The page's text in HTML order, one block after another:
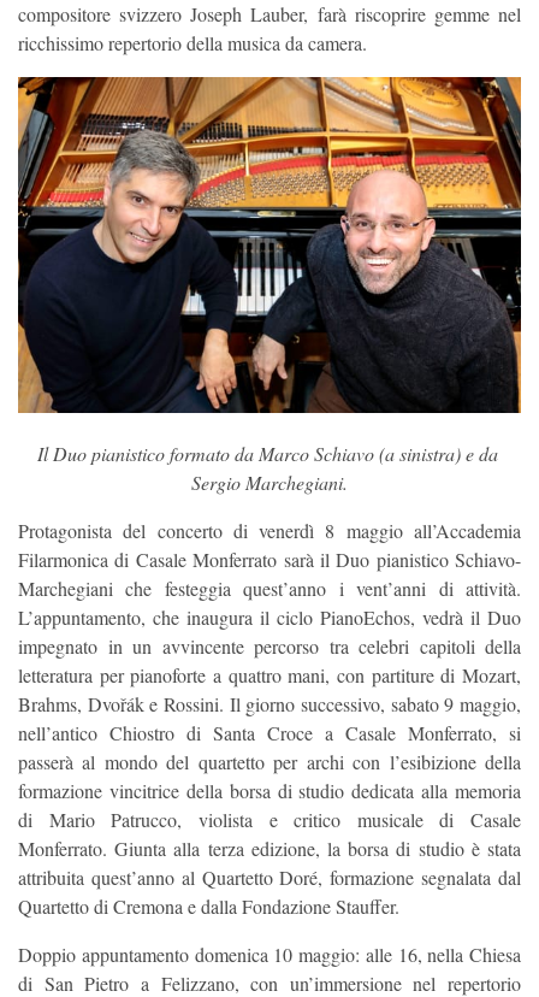
compositore svizzero Joseph Lauber, farà riscoprire gemme nel
ricchissimo repertorio della musica da camera.
Il Duo pianistico formato da Marco Schiavo (a sinistra) e da
Sergio Marchegiani.
Protagonista del concerto di venerdì 8 maggio all’Accademia
Filarmonica di Casale Monferrato sarà il Duo pianistico Schiavo-
Marchegiani che festeggia quest’anno i vent’anni di attività.
L’appuntamento, che inaugura il ciclo PianoEchos, vedrà il Duo
impegnato in un avvincente percorso tra celebri capitoli della
letteratura per pianoforte a quattro mani, con partiture di Mozart,
Brahms, Dvořák e Rossini. Il giorno successivo, sabato 9 maggio,
nell’antico Chiostro di Santa Croce a Casale Monferrato, si
passerà al mondo del quartetto per archi con l’esibizione della
formazione vincitrice della borsa di studio dedicata alla memoria
di Mario Patrucco, violista e critico musicale di Casale
Monferrato. Giunta alla terza edizione, la borsa di studio è stata
attribuita quest’anno al Quartetto Doré, formazione segnalata dal
Quartetto di Cremona e dalla Fondazione Stauffer.
Doppio appuntamento domenica 10 maggio: alle 16, nella Chiesa
di San Pietro a Felizzano, con un’immersione nel repertorio